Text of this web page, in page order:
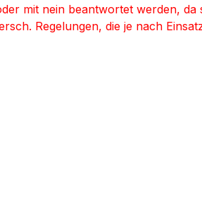
mit nein beantwortet werden, da
Regelungen, die je nach